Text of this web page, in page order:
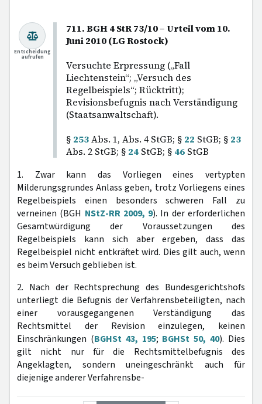
711. BGH 4 StR 73/10 – Urteil vom 10.
Juni 2010 (LG Rostock)
Versuchte Erpressung („Fall
Liechtenstein“; „Versuch des
Regelbeispiels“; Rücktritt);
Revisionsbefugnis nach Verständigung
(Staatsanwaltschaft).
§ 253Abs. 1, Abs. 4 StGB; § 22 StGB; § 23
Abs. 2 StGB; § 24 StGB; § 46 StGB
Entscheidung
aufrufen
1. Zwar kann das Vorliegen eines vertypten
Milderungsgrundes Anlass geben, trotz Vorliegens eines
Regelbeispiels einen besonders schweren Fall zu
verneinen (BGH NStZ-RR 2009, 9). In der erforderlichen
Gesamtwürdigung der Voraussetzungen des
Regelbeispiels kann sich aber ergeben, dass das
Regelbeispiel nicht entkräftet wird. Dies gilt auch, wenn
es beim Versuch geblieben ist.
2. Nach der Rechtsprechung des Bundesgerichtshofs
unterliegt die Befugnis der Verfahrensbeteiligten, nach
einer vorausgegangenen Verständigung das
Rechtsmittel der Revision einzulegen, keinen
Einschränkungen (BGHSt 43, 195; BGHSt 50, 40). Dies
gilt nicht nur für die Rechtsmittelbefugnis des
Angeklagten, sondern uneingeschränkt auch für
diejenige anderer Verfahrensbe-